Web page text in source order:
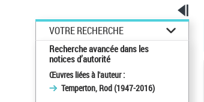
VOTRE RECHERCHE
Recherche avancée dans les
notices d’autorité
Œuvres liées à l'auteur :
Temperton, Rod (1947-2016)